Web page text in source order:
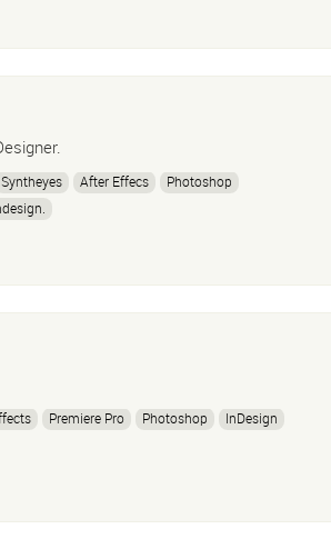
Syntheyes After Effecs
Photoshop
Premiere Pro Photoshop
InDesign